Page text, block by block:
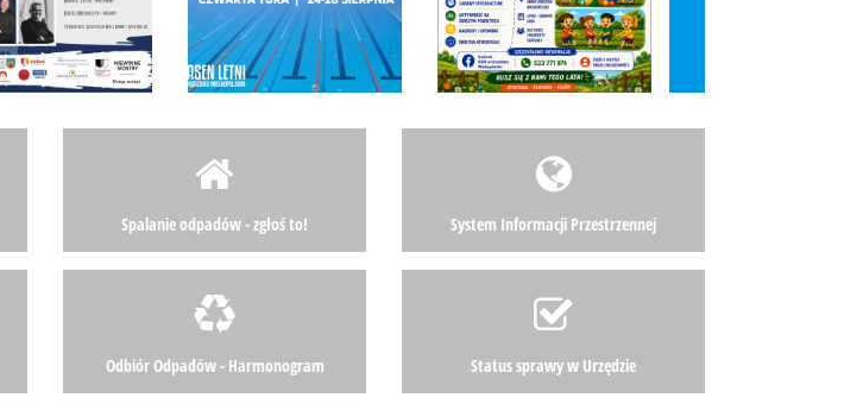
Spalanie odpadów - zgłoś to! System Informacji Przestrzennej
Odbiór Odpadów - Harmonogram Status sprawy w Urzędzie